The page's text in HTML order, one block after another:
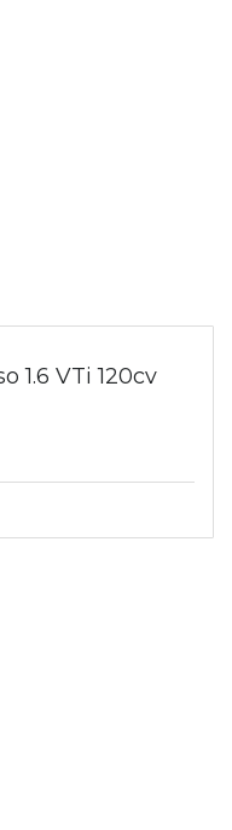
1.6 VTi 120cv